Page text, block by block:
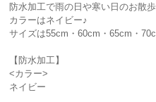
防水加工で雨の日や寒い日のお散
カラーはネイビー♪
サイズは55cm・60cm・65cm・
【防水加工】
<カラー>
ネイビー